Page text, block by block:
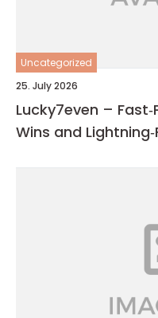
Uncategorized
25. July 2026
Lucky7even –
Wins and